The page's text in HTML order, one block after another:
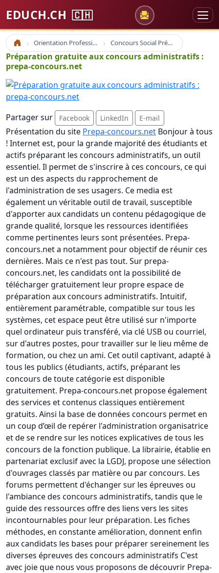
EDUCH.CH 🇨🇭
Accueil Orientation Professionnelle Concours Social Prépa Formation
Préparation gratuite aux concours administratifs :
prepa-concours.net
Partager sur Facebook LinkedIn E-mail
Présentation du site Prepa-concours.net Bonjour à tous
! Internet est, pour la grande majorité des étudiants et
actifs préparant les concours administratifs, un outil
essentiel. Il permet de s'inscrire à ces concours, ce qui
est un des aspects du rapprochement de
l'administration de ses usagers. Ce media est
également un véritable outil de travail, susceptible
d'apporter aux candidats un contenu pédagogique de
grande qualité, lorsque les ressources identifiées
comme pertinentes leurs sont présentées. Prepa-
concours.net a notamment pour objectif de réunir ces
dernières. Mais ce n'est pas tout. Sur prepa-
concours.net, les candidats ont la possibilité de
télécharger gratuitement leur propre espace de
préparation aux concours administratifs. Intuitif,
entièrement paramétrable, compatible sur tous les
systèmes, cet espace peut être utilisé sur n'importe
quel ordinateur puis transféré, via clé USB ou courriel,
sur d'autres postes, pour travailler sur le lieu même de
formation, ou chez un ami. Cet outil captivant, adapté à
tous les publics (étudiants, actifs, préparant les
concours de toute catégorie est disponible
gratuitement. Prepa-concours.net propose également
des services et contenus classiques entièrement
gratuits. Ainsi la base de données concours permet en
un coup d’œil de repérer l'administration organisatrice
et de se rendre sur les notices explicatives de tous les
concours de la fonction publique. La librairie, établie en
partenariat exclusif avec la LGDJ, propose une sélection
d'ouvrages classés par matière ou par concours. Les
forums permettent d'échanger sur les épreuves ou
l'ambiance des concours administratifs, tandis que le
guide des ressources offre des liens vers les sites
incontournables pour leur préparation. Les fiches
méthodes, en constante amélioration, donnent enfin
aux candidats les bases pour préparer sereinement les
diverses épreuves des concours administratifs C'est
avec joie que nous vous proposons de découvrir Prepa-